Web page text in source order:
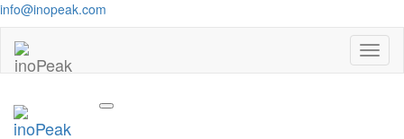
info@inopeak.com